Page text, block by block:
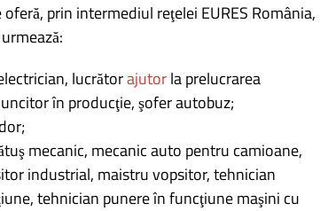
prin intermediul reţelei EURES România,
lucrătorajutorla prelucrarea
în producţie, şofer autobuz;
mecanic, mecanic auto pentru camioane,
industrial, maistru vopsitor, tehnician
tehnician punere în funcţiune maşini cu